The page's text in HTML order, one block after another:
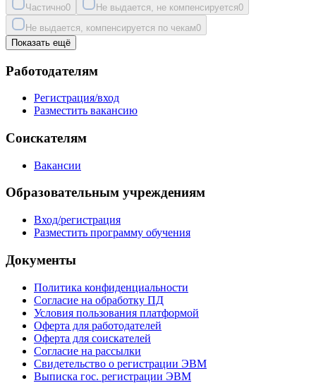
Частично0 Не выдается, не компенсируется0
Не выдается, компенсируется по чекам0
Показать ещё
Работодателям
Регистрация/вход
Разместить вакансию
Соискателям
Вакансии
Образовательным учреждениям
Вход/регистрация
Разместить программу обучения
Документы
Политика конфиденциальности
Согласие на обработку ПД
Условия пользования платформой
Оферта для работодателей
Оферта для соискателей
Согласие на рассылки
Свидетельство о регистрации ЭВМ
Выписка гос. регистрации ЭВМ